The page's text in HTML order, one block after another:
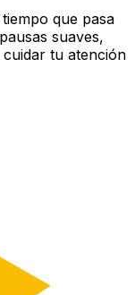
que pasa
suaves,
tu atención